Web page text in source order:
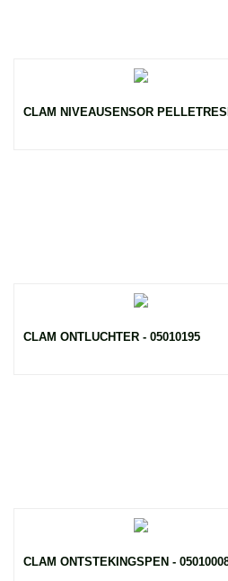
CLAM NIVEAUSENSOR
CLAM ONTLUCHTER - 05010195
CLAM ONTSTEKINGSPEN -